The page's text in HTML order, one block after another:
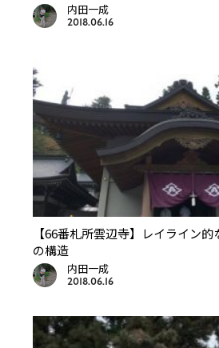
内田一成
2018.06.16
【66番札所雲辺寺】レイライン
の構造
内田一成
2018.06.16